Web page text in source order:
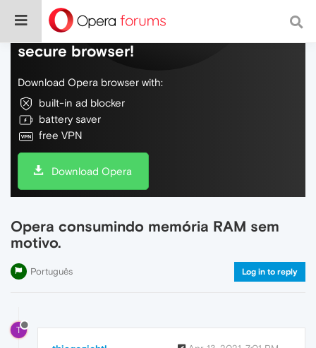
Do more on the web, with a fast and
secure browser!
Download Opera browser with:
built-in ad blocker
battery saver
free VPN
Download Opera
Opera consumindo memória RAM sem
motivo.
Português Log in to reply
T